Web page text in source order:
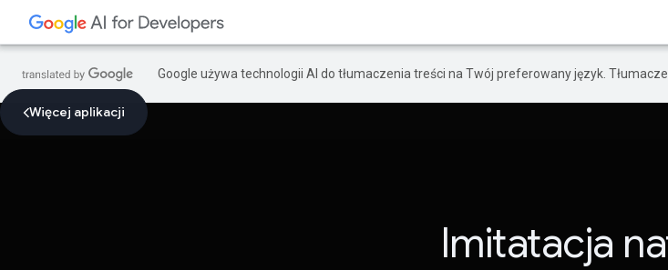
Google używa technologii AI do tłumaczenia treści na Twój preferowany język.
Więcej aplikacji
Imitatacja